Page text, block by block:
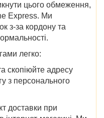
цього обмеження,
Express. Ми
з-за кордону та
легко:
скопіюйте адресу
з персонального
доставки при